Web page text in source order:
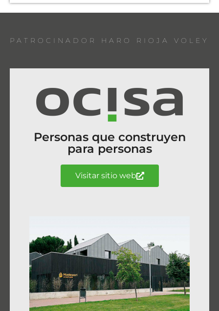
PATROCINADOR HARO RIOJA VOLEY
Personas que construyen
para personas
Visitar sitio web